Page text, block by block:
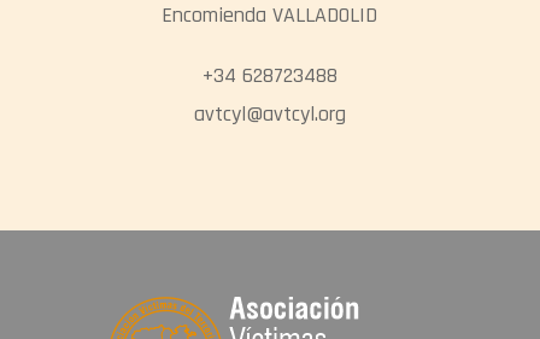
Encomienda VALLADOLID
+34 628723488
avtcyl@avtcyl.org